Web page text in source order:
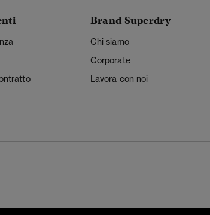
Brand Superdry
Chi siamo
Corporate
Lavora con noi